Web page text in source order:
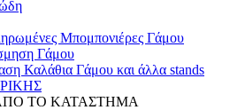
Μπομπονιέρες Γάμου
Γάμου
Καλάθια Γάμου και άλλα stands
ΤΟ ΚΑΤΑΣΤΗΜΑ